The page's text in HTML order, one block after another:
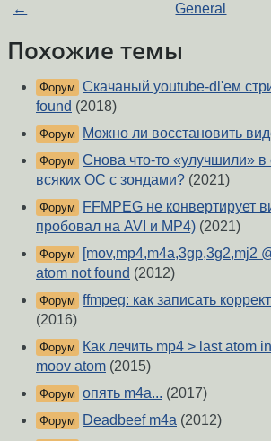
← General
Похожие темы
Форум Скачаный youtube-dl'ем
found (2018)
Форум Можно ли восстановить
Форум Снова что-то «улучшили»
всяких ОС с зондами? (2021)
Форум
FFMPEG не конвертирует
пробовал на AVI и MP4) (2021)
Форум
[mov,mp4,m4a,3gp,3g2,mj2
atom not found (2012)
Форум ffmpeg: как записать
(2016)
Форум
Как лечить mp4 > last atom
moov atom (2015)
Форум опять m4a... (2017)
Форум Deadbeef m4a (2012)